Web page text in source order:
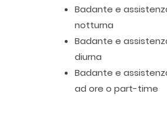
Badante e
notturna
Badante e
diurna
Badante e
ad ore o part-time